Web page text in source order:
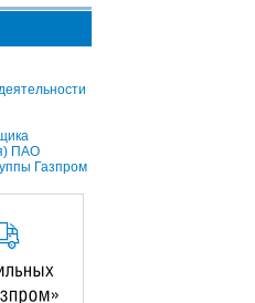
ПАО
Газпром